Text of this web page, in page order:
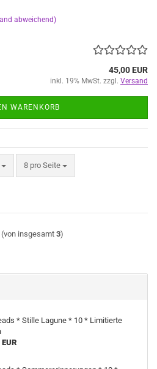
abweichend)
45,00 EUR
inkl. 19% MwSt. zzgl. Versand
WARENKORB
8 pro Seite
pro Seite
(von insgesamt 3)
* Stille Lagune * 10 * Limitierte